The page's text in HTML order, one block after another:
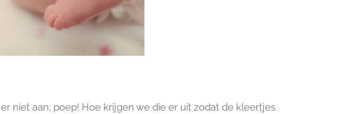
niet aan; poep! Hoe krijgen we die er uit zodat de kleertjes